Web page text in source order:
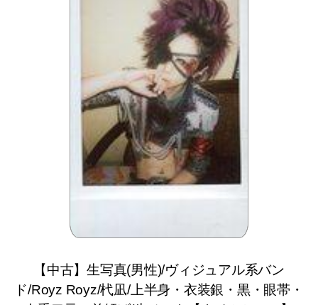
【中古】生写真(男性)/ヴィジュアル系バン
ド/Royz Royz/杙凪/上半身・衣装銀・黒・眼帯・